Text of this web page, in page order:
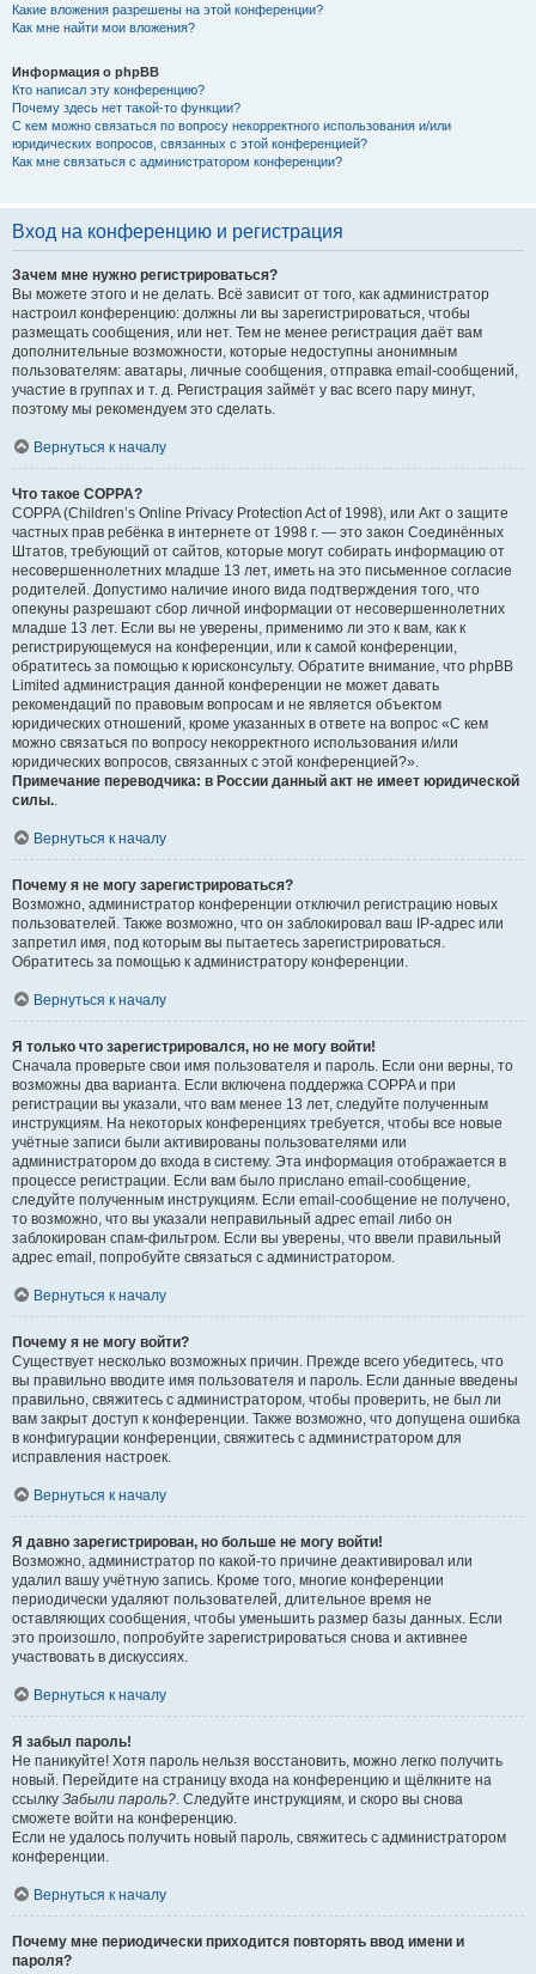
Какие вложения разрешены на этой конференции?
Как мне найти мои вложения?
Информация о phpBB
Кто написал эту конференцию?
Почему здесь нет такой-то функции?
С кем можно связаться по вопросу некорректного использования и/или
юридических вопросов, связанных с этой конференцией?
Как мне связаться с администратором конференции?
Вход на конференцию и регистрация
Зачем мне нужно регистрироваться?
Вы можете этого и не делать. Всё зависит от того, как администратор
настроил конференцию: должны ли вы зарегистрироваться, чтобы
размещать сообщения, или нет. Тем не менее регистрация даёт вам
дополнительные возможности, которые недоступны анонимным
пользователям: аватары, личные сообщения, отправка email-сообщений,
участие в группах и т. д. Регистрация займёт у вас всего пару минут,
поэтому мы рекомендуем это сделать.
Вернуться к началу
Что такое COPPA?
COPPA (Children’s Online Privacy Protection Act of 1998), или Акт о защите
частных прав ребёнка в интернете от 1998 г. — это закон Соединённых
Штатов, требующий от сайтов, которые могут собирать информацию от
несовершеннолетних младше 13 лет, иметь на это письменное согласие
родителей. Допустимо наличие иного вида подтверждения того, что
опекуны разрешают сбор личной информации от несовершеннолетних
младше 13 лет. Если вы не уверены, применимо ли это к вам, как к
регистрирующемуся на конференции, или к самой конференции,
обратитесь за помощью к юрисконсульту. Обратите внимание, что phpBB
Limited администрация данной конференции не может давать
рекомендаций по правовым вопросам и не является объектом
юридических отношений, кроме указанных в ответе на вопрос «С кем
можно связаться по вопросу некорректного использования и/или
юридических вопросов, связанных с этой конференцией?».
Примечание переводчика: в России данный акт не имеет юридической
силы..
Вернуться к началу
Почему я не могу зарегистрироваться?
Возможно, администратор конференции отключил регистрацию новых
пользователей. Также возможно, что он заблокировал ваш IP-адрес или
запретил имя, под которым вы пытаетесь зарегистрироваться.
Обратитесь за помощью к администратору конференции.
Вернуться к началу
Я только что зарегистрировался, но не могу войти!
Сначала проверьте свои имя пользователя и пароль. Если они верны, то
возможны два варианта. Если включена поддержка COPPA и при
регистрации вы указали, что вам менее 13 лет, следуйте полученным
инструкциям. На некоторых конференциях требуется, чтобы все новые
учётные записи были активированы пользователями или
администратором до входа в систему. Эта информация отображается в
процессе регистрации. Если вам было прислано email-сообщение,
следуйте полученным инструкциям. Если email-сообщение не получено,
то возможно, что вы указали неправильный адрес email либо он
заблокирован спам-фильтром. Если вы уверены, что ввели правильный
адрес email, попробуйте связаться с администратором.
Вернуться к началу
Почему я не могу войти?
Существует несколько возможных причин. Прежде всего убедитесь, что
вы правильно вводите имя пользователя и пароль. Если данные введены
правильно, свяжитесь с администратором, чтобы проверить, не был ли
вам закрыт доступ к конференции. Также возможно, что допущена ошибка
в конфигурации конференции, свяжитесь с администратором для
исправления настроек.
Вернуться к началу
Я давно зарегистрирован, но больше не могу войти!
Возможно, администратор по какой-то причине деактивировал или
удалил вашу учётную запись. Кроме того, многие конференции
периодически удаляют пользователей, длительное время не
оставляющих сообщения, чтобы уменьшить размер базы данных. Если
это произошло, попробуйте зарегистрироваться снова и активнее
участвовать в дискуссиях.
Вернуться к началу
Я забыл пароль!
Не паникуйте! Хотя пароль нельзя восстановить, можно легко получить
новый. Перейдите на страницу входа на конференцию и щёлкните на
ссылку Забыли пароль?. Следуйте инструкциям, и скоро вы снова
сможете войти на конференцию.
Если не удалось получить новый пароль, свяжитесь с администратором
конференции.
Вернуться к началу
Почему мне периодически приходится повторять ввод имени и
пароля?